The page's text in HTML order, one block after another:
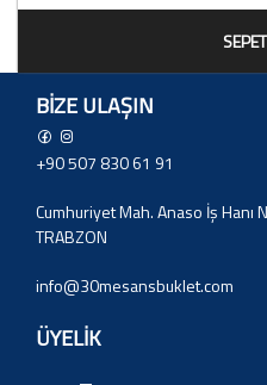
BIZE ULAŞIN
+90 507 830 61 91
Cumhuriyet Mah. Anaso İş
TRABZON
info@30mesansbuklet.com
ÜYELİK